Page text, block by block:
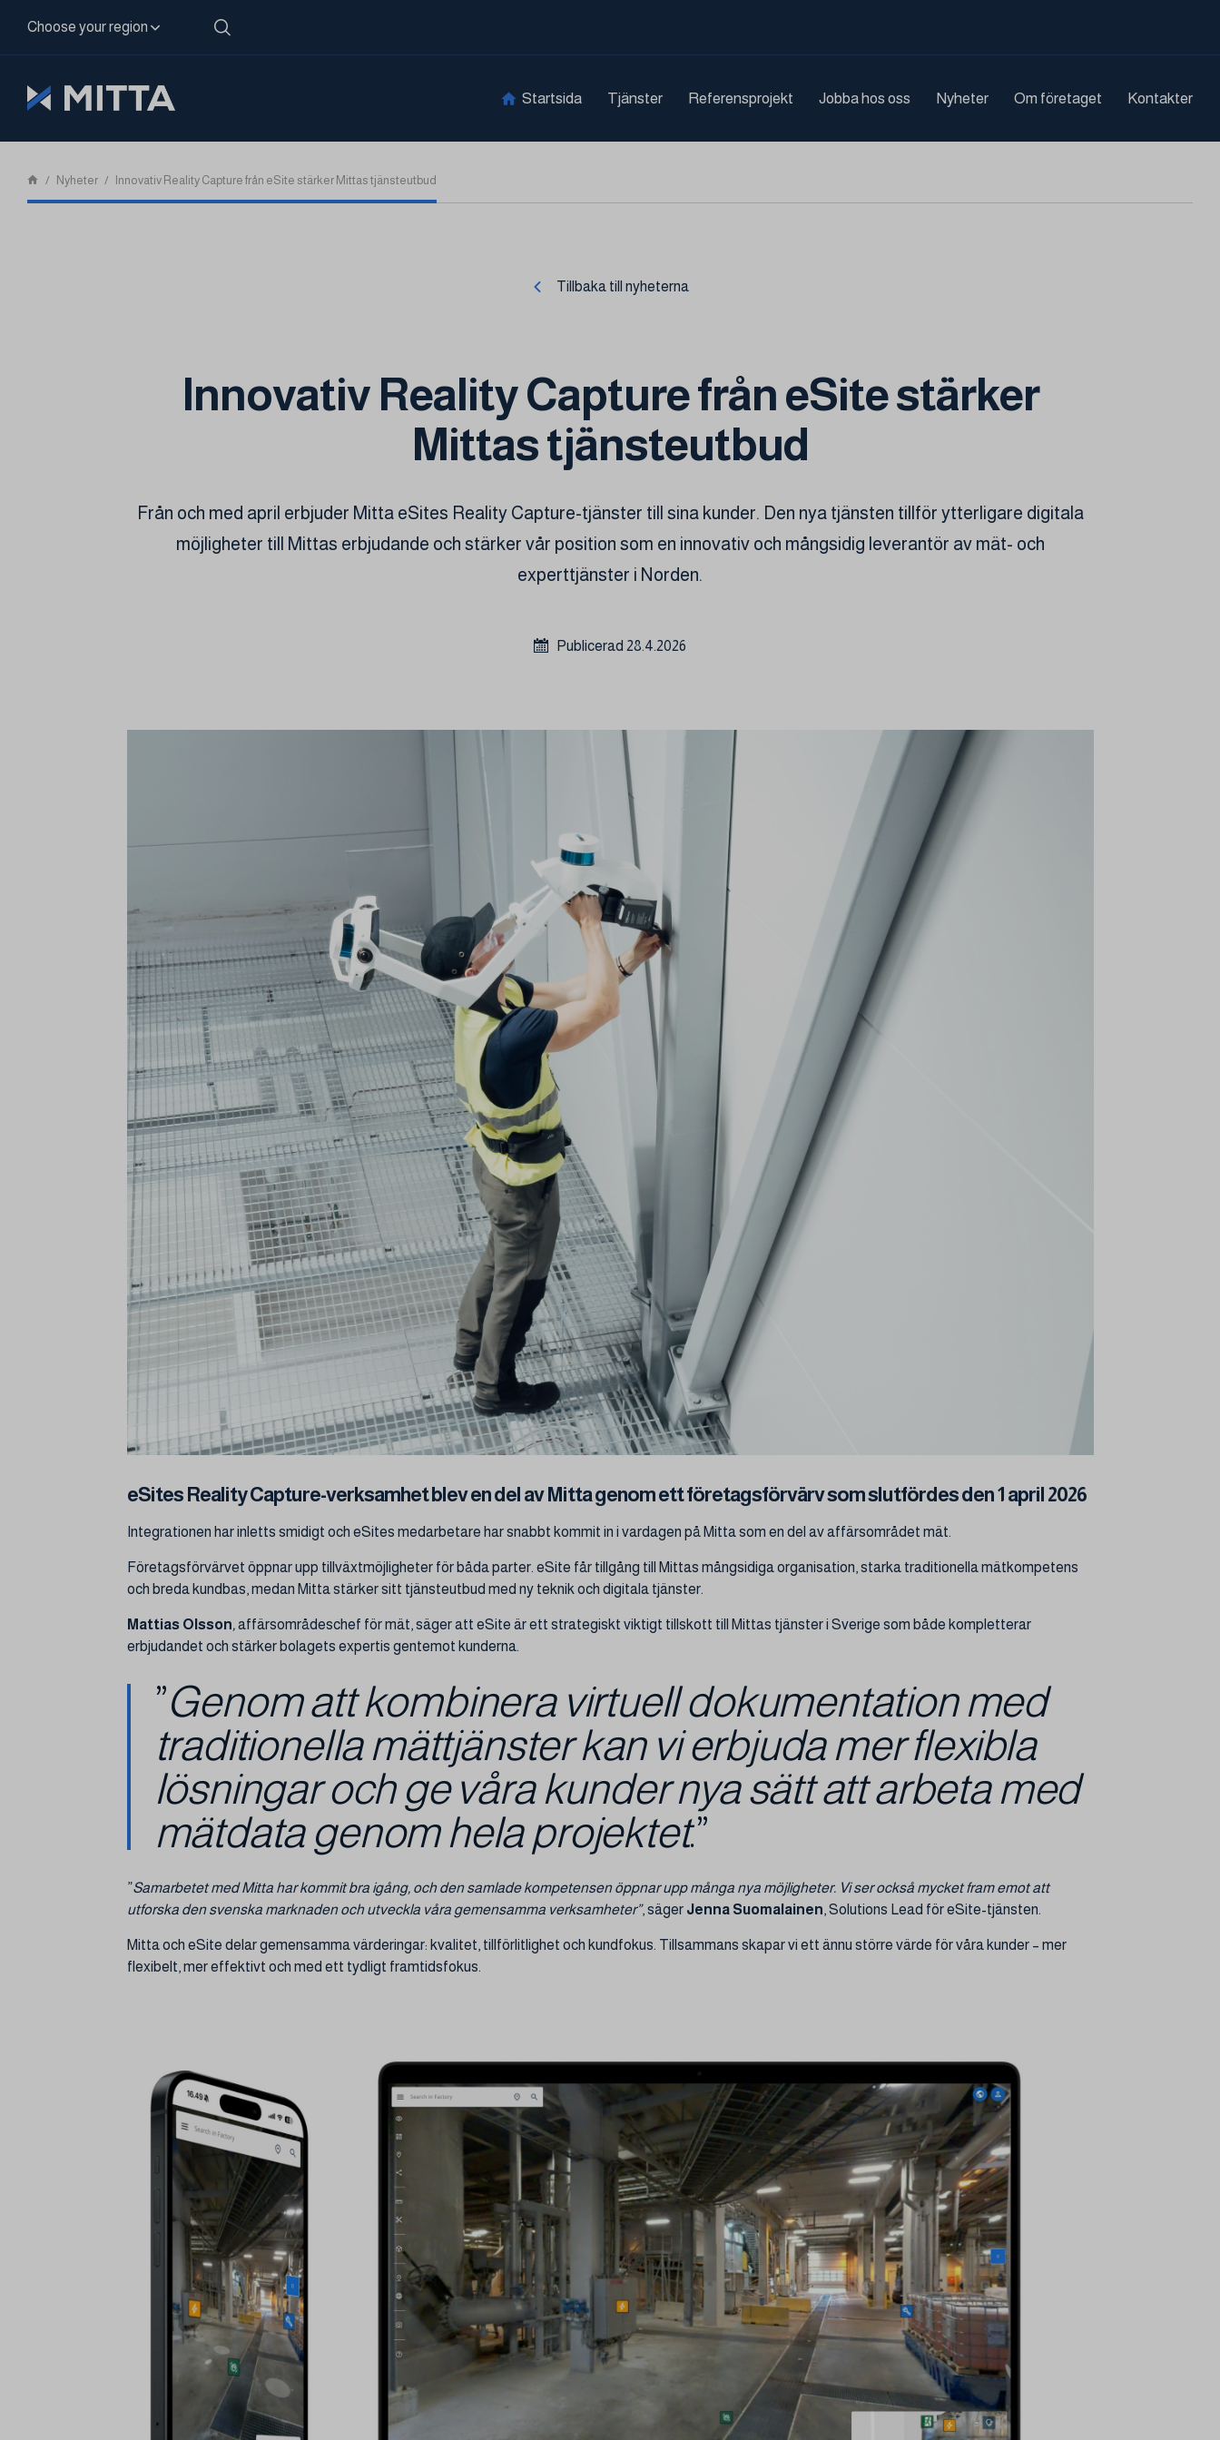
Choose your region
Startsida Tjänster Referensprojekt Jobba hos oss Nyheter Om företaget Kontakter
Nyheter Innovativ Reality Capture från eSite stärker Mittas tjänsteutbud
Tillbaka till nyheterna
Innovativ Reality Capture från eSite stärker
Mittas tjänsteutbud
Från och med april erbjuder Mitta eSites Reality Capture-tjänster till sina kunder. Den nya tjänsten tillför ytterligare digitala
möjligheter till Mittas erbjudande och stärker vår position som en innovativ och mångsidig leverantör av mät- och
experttjänster i Norden.
Publicerad 28.4.2026
eSites Reality Capture-verksamhet blev en del av Mitta genom ett företagsförvärv som slutfördes den 1 april 2026
Integrationen har inletts smidigt och eSites medarbetare har snabbt kommit in i vardagen på Mitta som en del av affärsområdet mät.
Företagsförvärvet öppnar upp tillväxtmöjligheter för båda parter. eSite får tillgång till Mittas mångsidiga organisation, starka traditionella mätkompetens
och breda kundbas, medan Mitta stärker sitt tjänsteutbud med ny teknik och digitala tjänster.
Mattias Olsson,affärsområdeschef för mät, säger att eSite är ett strategiskt viktigt tillskott till Mittas tjänster i Sverige som både kompletterar
erbjudandet och stärker bolagets expertis gentemot kunderna.
”Genom att kombinera virtuell dokumentation med
traditionella mättjänster kan vi erbjuda mer flexibla
lösningar och ge våra kunder nya sätt att arbeta med
mätdata genom hela projektet.”
”Samarbetet med Mitta har kommit bra igång, och den samlade kompetensen öppnar upp många nya möjligheter. Vi ser också mycket fram emot att
utforska den svenska marknaden och utveckla våra gemensamma verksamheter”, säger Jenna Suomalainen, Solutions Lead för eSite-tjänsten.
Mitta och eSite delar gemensamma värderingar: kvalitet, tillförlitlighet och kundfokus. Tillsammans skapar vi ett ännu större värde för våra kunder – mer
flexibelt, mer effektivt och med ett tydligt framtidsfokus.